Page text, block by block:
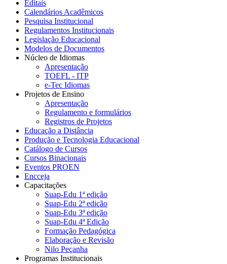
Editais
Calendários Acadêmicos
Pesquisa Institucional
Regulamentos Institucionais
Legislação Educacional
Modelos de Documentos
Núcleo de Idiomas
Apresentação
TOEFL - ITP
e-Tec Idiomas
Projetos de Ensino
Apresentação
Regulamento e formulários
Registros de Projetos
Educação a Distância
Produção e Tecnologia Educacional
Catálogo de Cursos
Cursos Binacionais
Eventos PROEN
Encceja
Capacitações
Suap-Edu 1ª edição
Suap-Edu 2ª edição
Suap-Edu 3ª edição
Suap-Edu 4ª Edição
Formação Pedagógica
Elaboração e Revisão
Nilo Peçanha
Programas Institucionais